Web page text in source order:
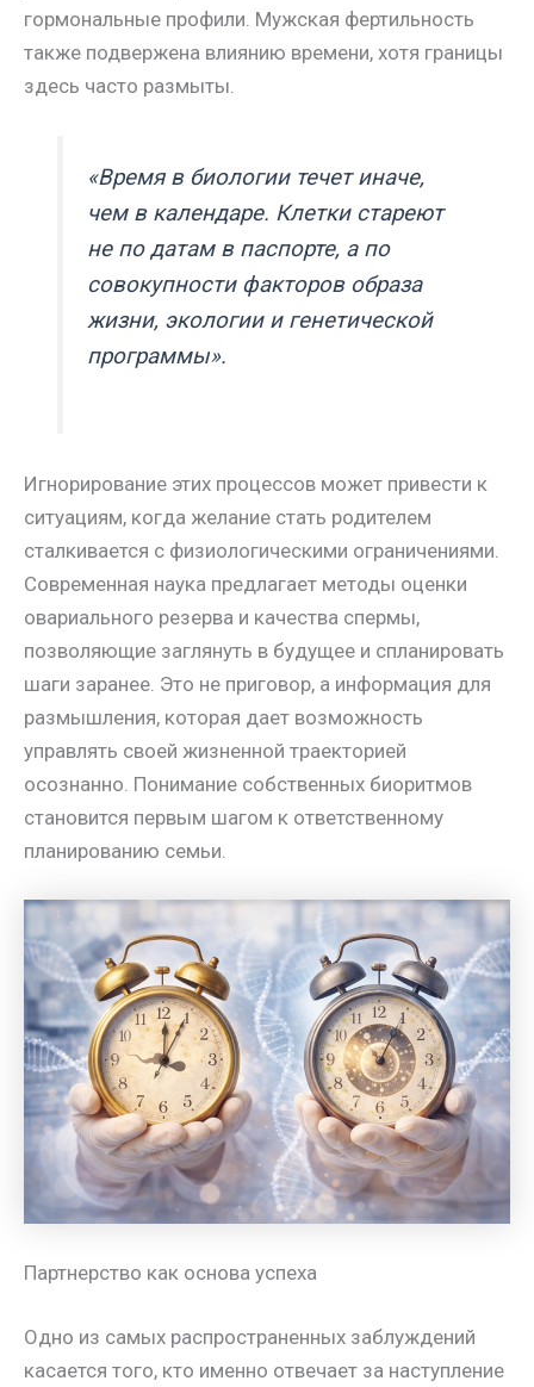
гормональные профили. Мужская фертильность
также подвержена влиянию времени, хотя границы
здесь часто размыты.
«Время в биологии течет иначе,
чем в календаре. Клетки стареют
не по датам в паспорте, а по
совокупности факторов образа
жизни, экологии и генетической
программы».
Игнорирование этих процессов может привести к
ситуациям, когда желание стать родителем
сталкивается с физиологическими ограничениями.
Современная наука предлагает методы оценки
овариального резерва и качества спермы,
позволяющие заглянуть в будущее и спланировать
шаги заранее. Это не приговор, а информация для
размышления, которая дает возможность
управлять своей жизненной траекторией
осознанно. Понимание собственных биоритмов
становится первым шагом к ответственному
планированию семьи.
Партнерство как основа успеха
Одно из самых распространенных заблуждений
касается того, кто именно отвечает за наступление